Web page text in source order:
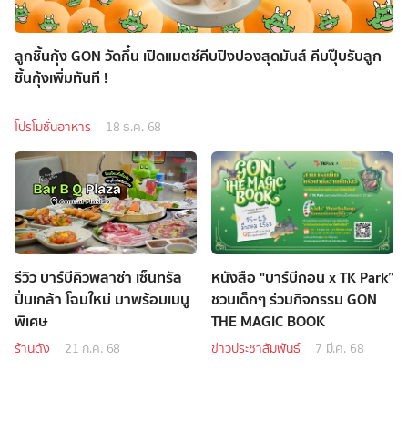
ลูกชิ้นกุ้ง GON วัดกึ๋น เปิดแมตช์คีบปิงปองสุดมันส์ คีบปุ๊บรับลูก
ชิ้นกุ้งเพิ่มทันที !
โปรโมชั่นอาหาร 18 ธ.ค. 68
รีวิว บาร์บีคิวพลาซ่า เซ็นทรัล
ปิ่นเกล้า โฉมใหม่ มาพร้อมเมนู
พิเศษ
ร้านดัง 21 ก.ค. 68
หนังสือ "บาร์บีกอน x TK Park”
ชวนเด็กๆ ร่วมกิจกรรม GON
THE MAGIC BOOK
ข่าวประชาสัมพันธ์ 7 มี.ค. 68